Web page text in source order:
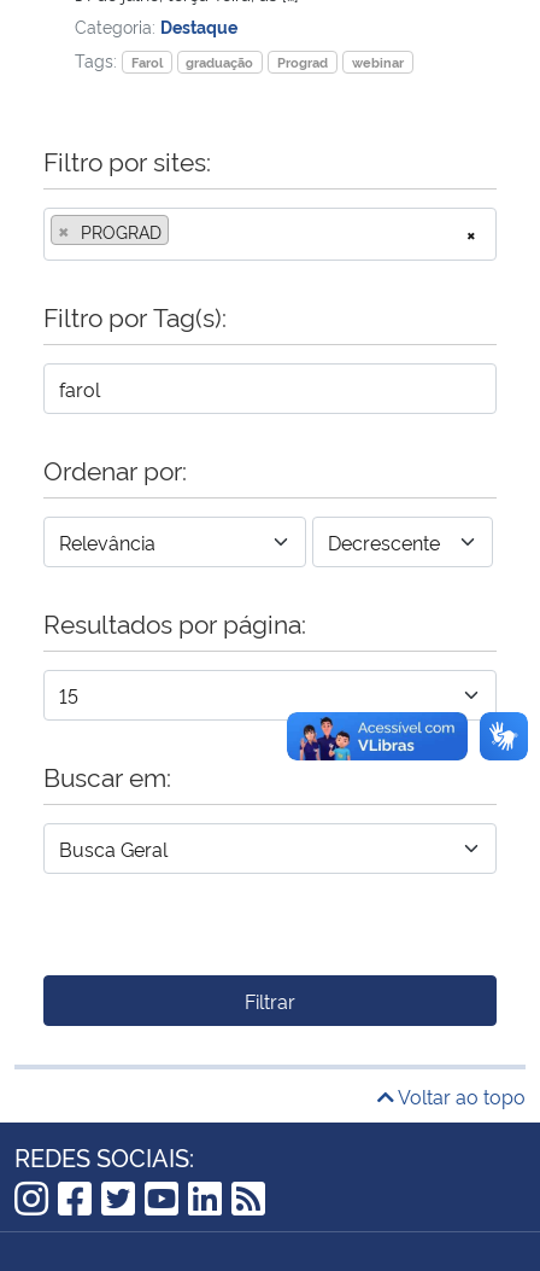
Gabinete de Segurança Institucional
Banco Central do Brasil
Planalto
Categoria: Destaque
Tags:
Farol graduação Prograd webinar
Filtro por sites:
×
× PROGRAD
Filtro por Tag(s):
Ordenar por:
Resultados por página:
Buscar em:
Filtrar
Voltar ao topo
REDES SOCIAIS:
Instagram
Facebook
Twitter
YouTube
LinkedIn
RSS